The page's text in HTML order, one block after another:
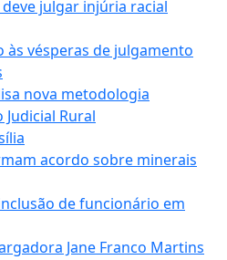
julgar injúria racial
às vésperas de julgamento
nova metodologia
Judicial Rural
acordo sobre minerais
de funcionário em
Jane Franco Martins